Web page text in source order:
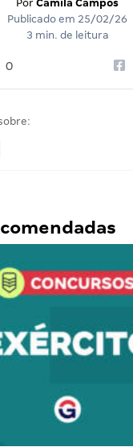
Por Camila Campos
Publicado em 25/02/26
3 min. de leitura
0